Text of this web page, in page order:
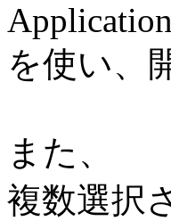
を使い、
また、
複数選択